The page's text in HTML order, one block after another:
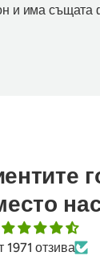
и има същата
1971 отзива